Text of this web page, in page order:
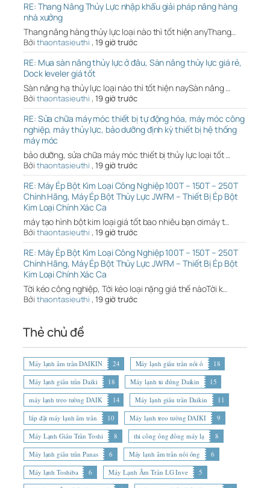
RE: Thang Nâng Thủy Lực nhập khẩu giải pháp nâng hàng
nhà xưởng
Thang nâng hàng thủy lực loại nào thì tốt hiện anyThang…
Bởi thaontasieuthi , 19 giờ trước
RE: Mua sàn nâng thủy lực ở đâu, Sàn nâng thủy lực giá rẻ,
Dock leveler giá tốt
Sàn nâng hạ thủy lực loại nào thì tốt hiện naySàn nâng …
Bởi thaontasieuthi , 19 giờ trước
RE: Sửa chữa máy móc thiết bị tự động hóa, máy móc công
nghiệp, máy thủy lực, bảo dưỡng định kỳ thiết bị hệ thống
máy móc
bảo dưỡng, sửa chữa máy móc thiết bị thủy lực loại tốt …
Bởi thaontasieuthi , 19 giờ trước
RE: Máy Ép Bột Kim Loại Công Nghiệp 100T – 150T – 250T
Chính Hãng, Máy Ép Bột Thủy Lực JWFM – Thiết Bị Ép Bột
Kim Loại Chính Xác Ca
máy tạo hình bột kim loại giá tốt bao nhiêu bạn ơimáy t…
Bởi thaontasieuthi , 19 giờ trước
RE: Máy Ép Bột Kim Loại Công Nghiệp 100T – 150T – 250T
Chính Hãng, Máy Ép Bột Thủy Lực JWFM – Thiết Bị Ép Bột
Kim Loại Chính Xác Ca
Tời kéo công nghiệp, Tới kéo loại nặng giá thế nàoTời k…
Bởi thaontasieuthi , 19 giờ trước
Thẻ chủ đề
Máy lạnh âm trần DAIKIN 24 Máy lạnh giấu trần nối ố
18
Máy lạnh giấu trần Daiki
18 Máy lạnh tủ đứng Daikin
15
máy lạnh treo tường DAIK
14 Máy lạnh giấu trần Daikin
11
lắp đặt máy lạnh âm trần
10 Máy lạnh treo tường DAIKI
9
Máy Lạnh Giấu Trần Toshi
8 thi công ống đồng máy lạ
8
Máy lạnh giấu trần Panas
6 Máy lạnh âm trần nối ống
6
Máy lạnh Toshiba
6 Máy Lạnh Âm Trần LG Inve
5